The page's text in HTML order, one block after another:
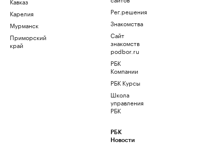
Карелия
Мурманск
Приморский
край
Рег.решения
Знакомства
Сайт
знакомств
podbor.ru
РБК
Компании
РБК Курсы
Школа
управления
РБК
РБК
Новости